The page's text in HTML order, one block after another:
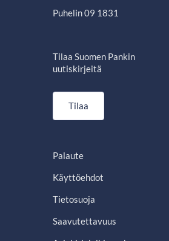
Puhelin 09 1831
Tilaa Suomen Pankin
uutiskirjeitä
Tilaa
Palaute
Käyttöehdot
Tietosuoja
Saavutettavuus